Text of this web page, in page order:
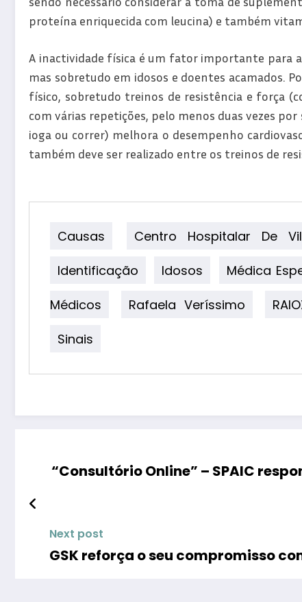
proteína enriquecida com leucina) e também
A inactividade física é um fator importante para
mas sobretudo em idosos e doentes acamados.
físico, sobretudo treinos de resistência e força
com várias repetições, pelo menos duas vezes
ioga ou correr) melhora o desempenho
também deve ser realizado entre os treinos de
Causas Centro Hospitalar De
Identificação
Idosos Médica
Médicos
Rafaela Veríssimo
Sinais
“Consultório Online” – SPAIC
Next post
GSK reforça o seu compromisso